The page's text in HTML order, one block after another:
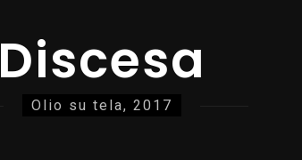
Discesa
Olio su tela, 2017